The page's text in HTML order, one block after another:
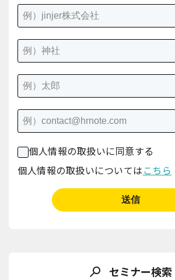
個人情報の取扱いに同意する
個人情報の取扱いについては こちら
セミナー検索